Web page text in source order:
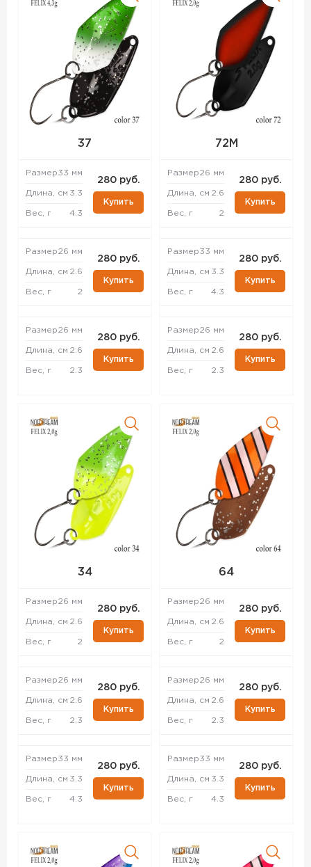
37
Размер33 мм
Длина, см 3.3
Вес, г 4.3
280 руб.
Купить
Размер26 мм
Длина, см 2.6
Вес, г 2
280 руб.
Купить
Размер26 мм
Длина, см 2.6
Вес, г 2.3
280 руб.
Купить
72M
Размер26 мм
Длина, см 2.6
Вес, г 2
280 руб.
Купить
Размер33 мм
Длина, см 3.3
Вес, г 4.3
280 руб.
Купить
Размер26 мм
Длина, см 2.6
Вес, г 2.3
280 руб.
Купить
34
Размер26 мм
Длина, см 2.6
Вес, г 2
280 руб.
Купить
Размер26 мм
Длина, см 2.6
Вес, г 2.3
280 руб.
Купить
Размер33 мм
Длина, см 3.3
Вес, г 4.3
280 руб.
Купить
64
Размер26 мм
Длина, см 2.6
Вес, г 2
280 руб.
Купить
Размер26 мм
Длина, см 2.6
Вес, г 2.3
280 руб.
Купить
Размер33 мм
Длина, см 3.3
Вес, г 4.3
280 руб.
Купить